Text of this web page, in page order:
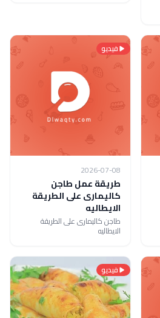
فيديو
2026-07-08
طريقة عمل طاجن
كاليمارى على الطريقة
الايطاليه
طاجن كاليمارى على الطريقة
الايطاليه
فيديو